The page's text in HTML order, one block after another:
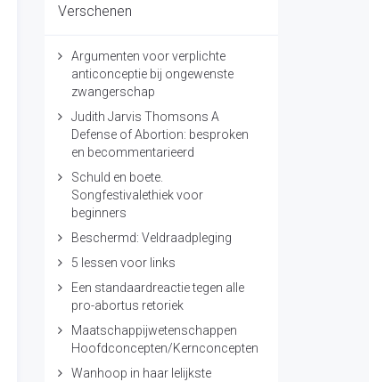
Verschenen
Argumenten voor verplichte
anticonceptie bij ongewenste
zwangerschap
Judith Jarvis Thomsons A
Defense of Abortion: besproken
en becommentarieerd
Schuld en boete.
Songfestivalethiek voor
beginners
Beschermd: Veldraadpleging
5 lessen voor links
Een standaardreactie tegen alle
pro-abortus retoriek
Maatschappijwetenschappen
Hoofdconcepten/Kernconcepten
Wanhoop in haar lelijkste